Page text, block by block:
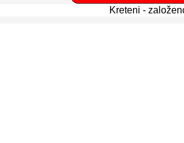
Kreteni -